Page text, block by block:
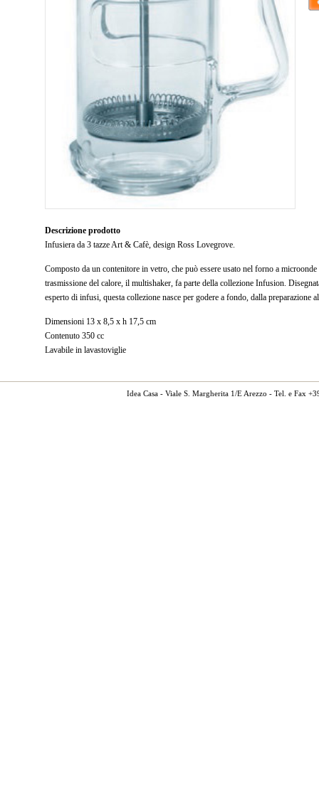
Descrizione prodotto
Infusiera da 3 tazze Art & Cafè, design Ross Lovegrove.
Composto da un contenitore in vetro, che può essere usato nel forno a
trasmissione del calore, il multishaker, fa parte della collezione Infusion.
esperto di infusi, questa collezione nasce per godere a fondo, dalla preparazione
Dimensioni 13 x 8,5 x h 17,5 cm
Contenuto 350 cc
Lavabile in lavastoviglie
Idea Casa - Viale S. Margherita 1/E Arezzo - Tel. e Fax